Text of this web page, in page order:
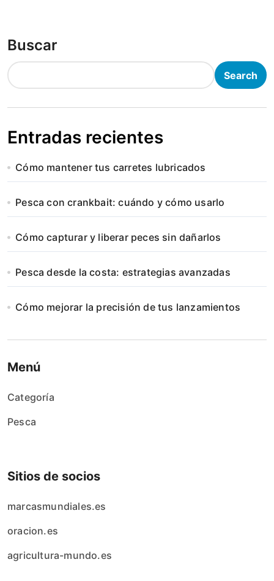
Buscar
Search
Entradas recientes
Cómo mantener tus carretes lubricados
Pesca con crankbait: cuándo y cómo usarlo
Cómo capturar y liberar peces sin dañarlos
Pesca desde la costa: estrategias avanzadas
Cómo mejorar la precisión de tus lanzamientos
Menú
Categoría
Pesca
Sitios de socios
marcasmundiales.es
oracion.es
agricultura-mundo.es